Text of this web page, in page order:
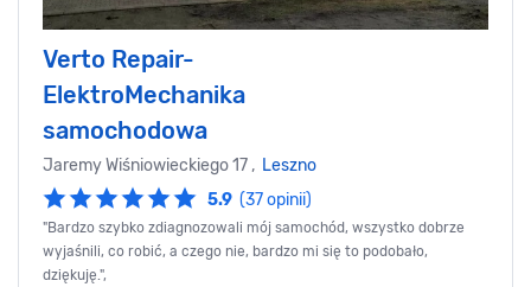
Verto Repair-
ElektroMechanika
samochodowa
Jaremy Wiśniowieckiego 17 , Leszno
5.9 (37 opinii)
"Bardzo szybko zdiagnozowali mój samochód, wszystko dobrze
wyjaśnili, co robić, a czego nie, bardzo mi się to podobało,
dziękuję.",